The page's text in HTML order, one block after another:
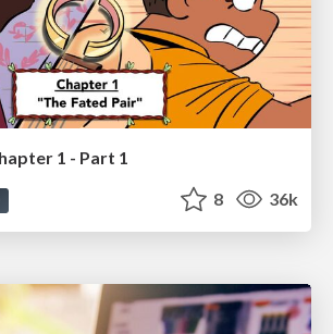
1 - Part 1
8 36k